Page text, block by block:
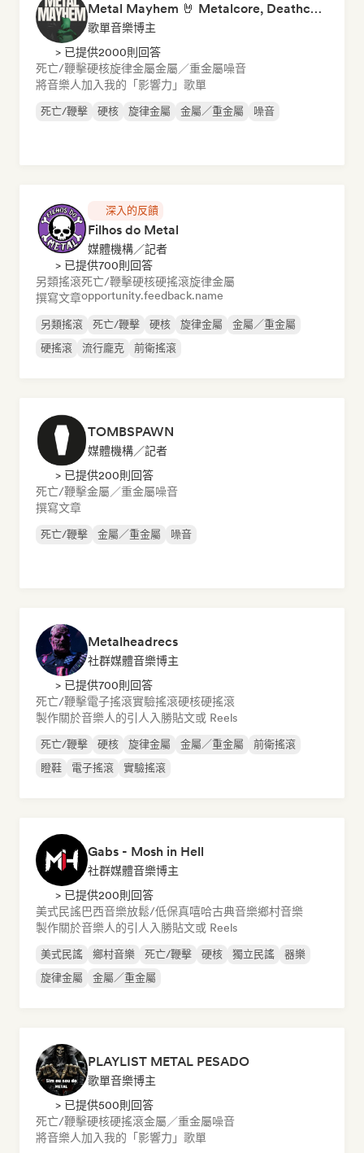
Metal Mayhem 🤘 Metalcore, Deathcore & Progressive Metal
歌單音樂博主
> 已提供2000則回答
死亡/鞭擊硬核旋律金屬金屬／重金屬噪音
將音樂人加入我的「影響力」歌單
死亡/鞭擊 硬核 旋律金屬 金屬／重金屬 噪音
深入的反饋
Filhos do Metal
媒體機構／記者
> 已提供700則回答
另類搖滾死亡/鞭擊硬核硬搖滾旋律金屬
撰寫文章opportunity.feedback.name
另類搖滾 死亡/鞭擊 硬核 旋律金屬
金屬／重金屬
硬搖滾
流行龐克 前衛搖滾
TOMBSPAWN
媒體機構／記者
> 已提供200則回答
死亡/鞭擊金屬／重金屬噪音
撰寫文章
死亡/鞭擊 金屬／重金屬 噪音
Metalheadrecs
社群媒體音樂博主
> 已提供700則回答
死亡/鞭擊電子搖滾實驗搖滾硬核硬搖滾
製作關於音樂人的引人入勝貼文或 Reels
死亡/鞭擊 硬核 旋律金屬 金屬／重金屬
前衛搖滾
瞪鞋
電子搖滾 實驗搖滾
Gabs - Mosh in Hell
社群媒體音樂博主
> 已提供200則回答
美式民謠巴西音樂放鬆/低保真嘻哈古典音樂鄉村音樂
製作關於音樂人的引人入勝貼文或 Reels
美式民謠 鄉村音樂 死亡/鞭擊 硬核 獨立民謠
器樂
旋律金屬
金屬／重金屬
PLAYLIST METAL PESADO
歌單音樂博主
> 已提供500則回答
死亡/鞭擊硬核硬搖滾金屬／重金屬噪音
將音樂人加入我的「影響力」歌單